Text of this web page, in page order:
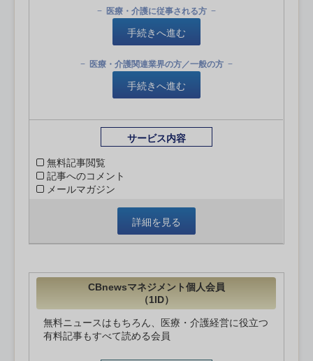
医療・介護に従事される方
手続きへ進む
医療・介護関連業界の方／一般の方
手続きへ進む
サービス内容
無料記事閲覧
記事へのコメント
メールマガジン
詳細を見る
CBnewsマネジメント個人会員
（1ID）
無料ニュースはもちろん、医療・介護経営に役立つ
有料記事もすべて読める会員